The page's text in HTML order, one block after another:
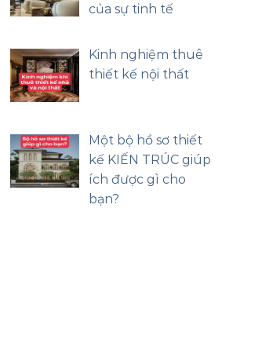
của sự tinh tế
Kinh nghiệm thuê
thiết kế nội thất
Một bộ hồ sơ thiết
kế KIẾN TRÚC giúp
ích được gì cho
bạn?